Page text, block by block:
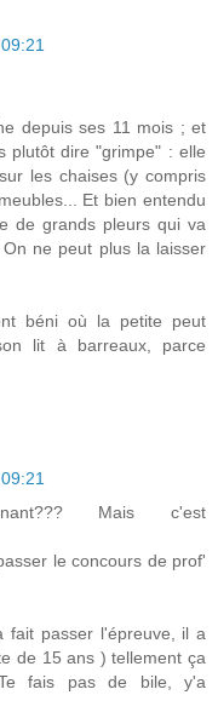
depuis ses 11 mois ; et
plutôt dire "grimpe" : elle
les chaises (y compris
Et bien entendu
de grands pleurs qui va
ne peut plus la laisser
béni où la petite peut
lit à barreaux, parce
Mais c'est
le concours de prof'
fait passer l'épreuve, il a
de 15 ans ) tellement ça
fais pas de bile, y'a